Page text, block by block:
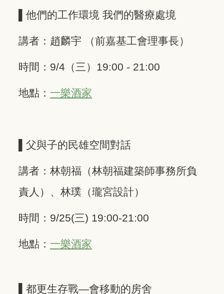
▌他們的工作環境 我們的醫療處境
講者：趙麟宇 （前嘉基工會理事長）
時間：9/4（三）19:00 - 21:00 ​ ​
地點： 一樂酒家
▌父與子的民雄空間對話
講者：林朝福（林朝福建築師事務所負
責人）、林璞（瓏宮設計）
時間：9/25(三) 19:00-21:00 ​ ​
地點： 一樂酒家
▌都更生存戰—會移動的房舍